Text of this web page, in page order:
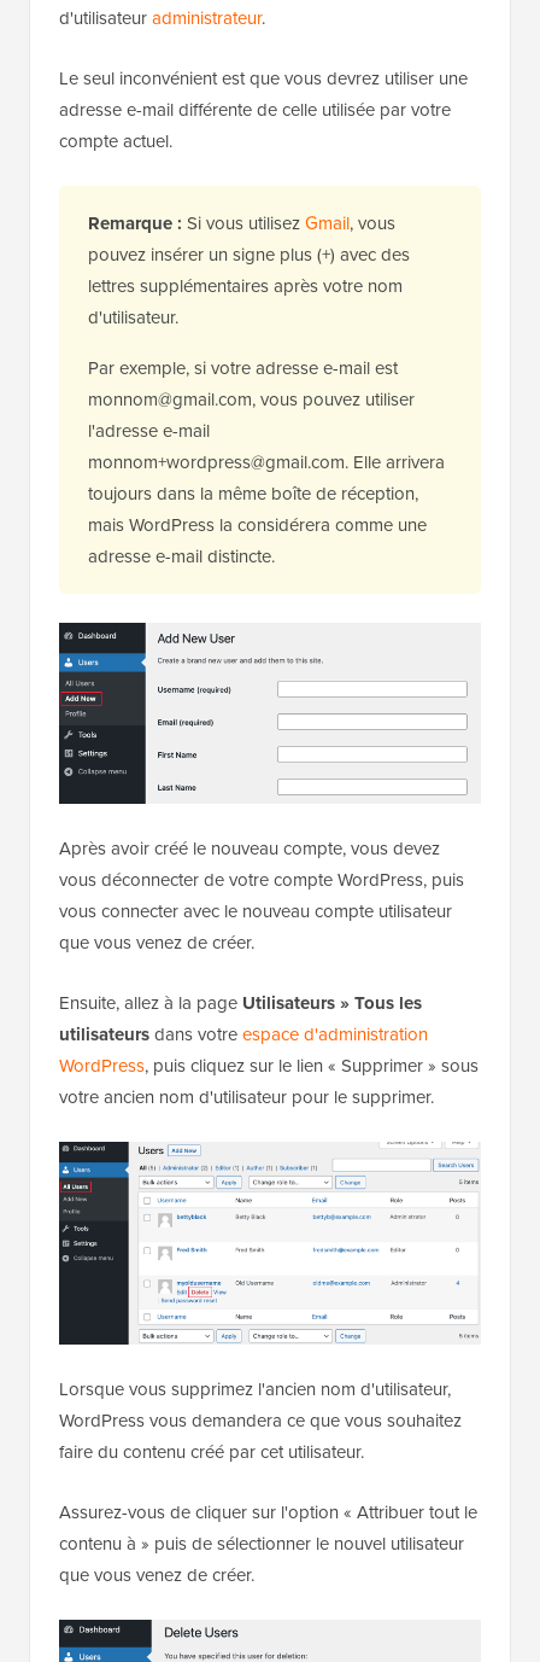
d'utilisateuradministrateur.
Le seul inconvénient est que vous devrez utiliser une
adresse e-mail différente de celle utilisée par votre
compte actuel.
Remarque : Si vous utilisezGmail, vous
pouvez insérer un signe plus (+) avec des
lettres supplémentaires après votre nom
d'utilisateur.
Par exemple, si votre adresse e-mail est
monnom@gmail.com, vous pouvez utiliser
l'adresse e-mail
monnom+wordpress@gmail.com. Elle arrivera
toujours dans la même boîte de réception,
mais WordPress la considérera comme une
adresse e-mail distincte.
Après avoir créé le nouveau compte, vous devez
vous déconnecter de votre compte WordPress, puis
vous connecter avec le nouveau compte utilisateur
que vous venez de créer.
Ensuite, allez à la page Utilisateurs » Tous les
utilisateursdans votreespace d'administration
WordPress, puis cliquez sur le lien « Supprimer » sous
votre ancien nom d'utilisateur pour le supprimer.
Lorsque vous supprimez l'ancien nom d'utilisateur,
WordPress vous demandera ce que vous souhaitez
faire du contenu créé par cet utilisateur.
Assurez-vous de cliquer sur l'option « Attribuer tout le
contenu à » puis de sélectionner le nouvel utilisateur
que vous venez de créer.